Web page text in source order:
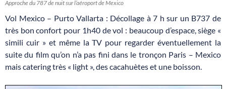
Approche du 787 de nuit sur l’aéroport de Mexico
Vol Mexico – Purto Vallarta : Décollage à 7 h sur un B737 de
très bon confort pour 1h40 de vol : beaucoup d’espace, siège «
simili cuir » et même la TV pour regarder éventuellement la
suite du film qu’on n’a pas fini dans le tronçon Paris – Mexico
mais catering très « light », des cacahuètes et une boisson.